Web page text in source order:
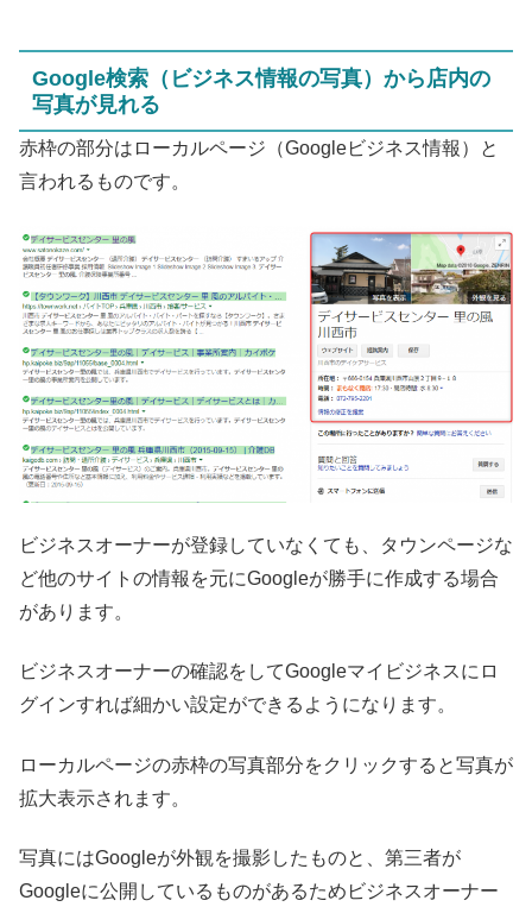
Google検索（ビジネス情報の写真）から店内の
写真が見れる
赤枠の部分はローカルページ（Googleビジネス情報）と
言われるものです。
ビジネスオーナーが登録していなくても、タウンページな
ど他のサイトの情報を元にGoogleが勝手に作成する場合
があります。
ビジネスオーナーの確認をしてGoogleマイビジネスにロ
グインすれば細かい設定ができるようになります。
ローカルページの赤枠の写真部分をクリックすると写真が
拡大表示されます。
写真にはGoogleが外観を撮影したものと、第三者が
Googleに公開しているものがあるためビジネスオーナー